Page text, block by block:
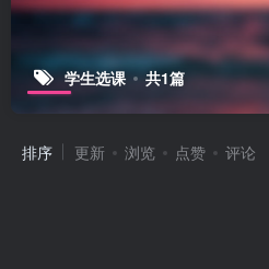
学生选课 共1篇
排序 更新 浏览 点赞 评论